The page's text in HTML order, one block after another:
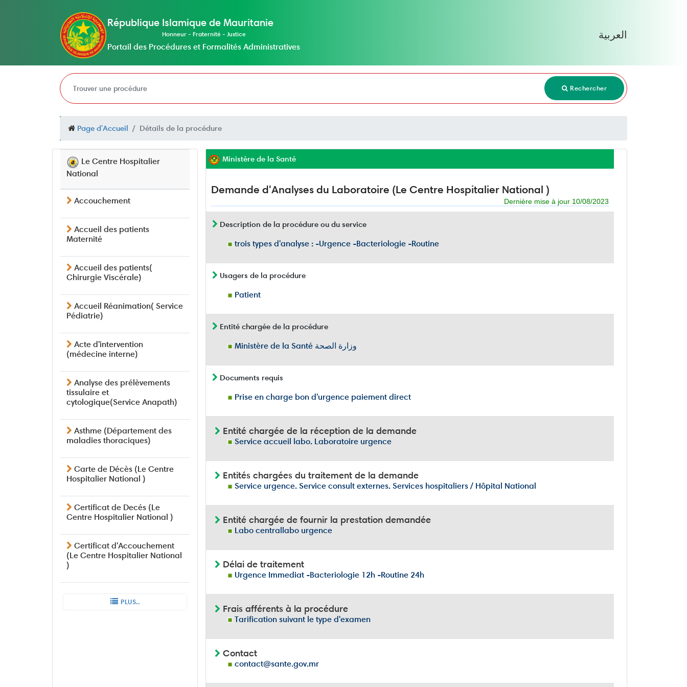
République Islamique de Mauritanie
Honneur - Fraternité - Justice
Portail des Procédures et Formalités Administratives
العربية
Rechercher
Page d'Accueil Détails de la procédure
Le Centre Hospitalier
National
Accouchement
Accueil des patients
Maternité
Accueil des patients(
Chirurgie Viscérale)
Accueil Réanimation( Service
Pédiatrie)
Acte d'intervention
(médecine interne)
Analyse des prélèvements
tissulaire et
cytologique(Service Anapath)
Asthme (Département des
maladies thoraciques)
Carte de Décès (Le Centre
Hospitalier National )
Certificat de Decés (Le
Centre Hospitalier National )
Certificat d'Accouchement
(Le Centre Hospitalier National
)
PLUS..
Ministère de la Santé
Demande d'Analyses du Laboratoire (Le Centre Hospitalier National )
Dernière mise à jour 10/08/2023
Description de la procédure ou du service
trois types d'analyse : -Urgence -Bacteriologie -Routine
Usagers de la procédure
Patient
Entité chargée de la procédure
Ministère de la Santé وزارة الصحة
Documents requis
Prise en charge bon d'urgence paiement direct
Entité chargée de la réception de la demande
Service accueil labo. Laboratoire urgence
Entités chargées du traitement de la demande
Service urgence. Service consult externes. Services hospitaliers / Hôpital National
Entité chargée de fournir la prestation demandée
Labo centrallabo urgence
Délai de traitement
Urgence Immediat -Bacteriologie 12h -Routine 24h
Frais afférents à la procédure
Tarification suivant le type d'examen
Contact
contact@sante.gov.mr